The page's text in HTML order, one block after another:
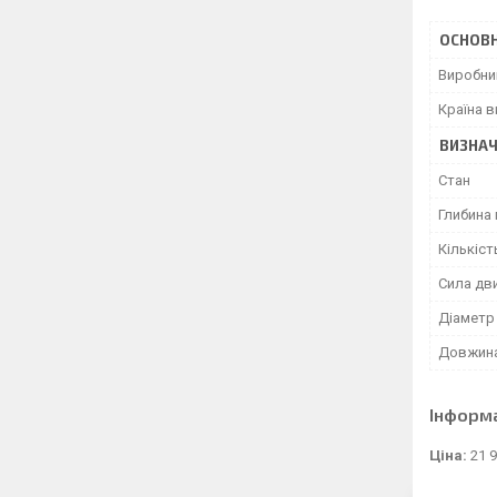
Країна
Стан
Глибина
Сила
Ціна: 21